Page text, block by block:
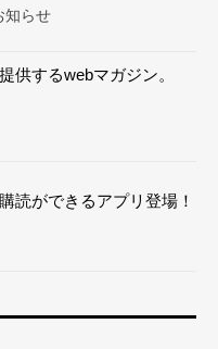
知らせ
供するwebマガジン。
読ができるアプリ登場！